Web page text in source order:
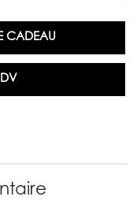
CADEAU